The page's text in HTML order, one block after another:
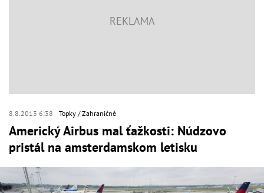
8.8.2013 6:38 Topky Zahraničné
Americký Airbus mal ťažkosti: Núdzovo
pristál na amsterdamskom letisku